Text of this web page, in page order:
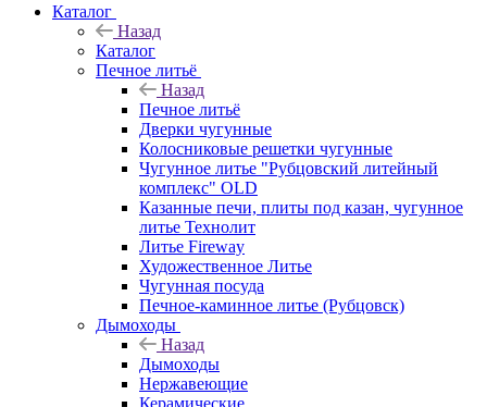
Каталог
Назад
Каталог
Печное литьё
Назад
Печное литьё
Дверки чугунные
Колосниковые решетки чугунные
Чугунное литье "Рубцовский литейный
комплекс" OLD
Казанные печи, плиты под казан, чугунное
литье Технолит
Литье Fireway
Художественное Литье
Чугунная посуда
Печное-каминное литье (Рубцовск)
Дымоходы
Назад
Дымоходы
Нержавеющие
Керамические